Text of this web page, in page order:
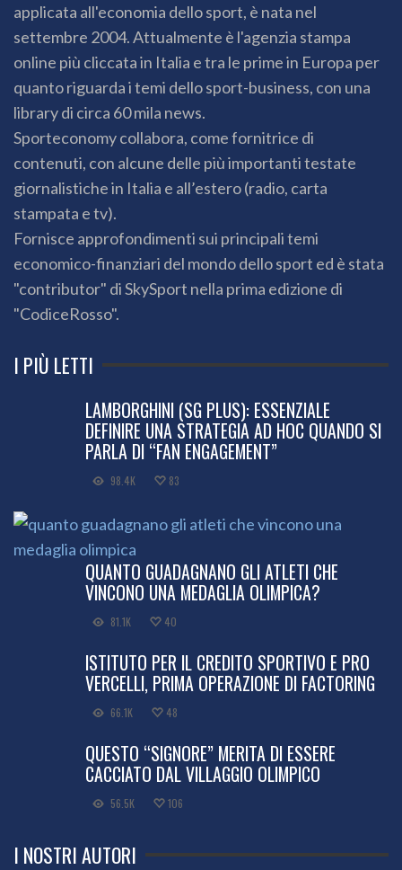
applicata all'economia dello sport, è nata nel
settembre 2004. Attualmente è l'agenzia stampa
online più cliccata in Italia e tra le prime in Europa per
quanto riguarda i temi dello sport-business, con una
library di circa 60 mila news.
Sporteconomy collabora, come fornitrice di
contenuti, con alcune delle più importanti testate
giornalistiche in Italia e all’estero (radio, carta
stampata e tv).
Fornisce approfondimenti sui principali temi
economico-finanziari del mondo dello sport ed è stata
"contributor" di SkySport nella prima edizione di
"CodiceRosso".
I PIÙ LETTI
LAMBORGHINI (SG PLUS): ESSENZIALE
DEFINIRE UNA STRATEGIA AD HOC QUANDO SI
PARLA DI “FAN ENGAGEMENT”
98.4K 83
QUANTO GUADAGNANO GLI ATLETI CHE
VINCONO UNA MEDAGLIA OLIMPICA?
81.1K 40
ISTITUTO PER IL CREDITO SPORTIVO E PRO
VERCELLI, PRIMA OPERAZIONE DI FACTORING
66.1K 48
QUESTO “SIGNORE” MERITA DI ESSERE
CACCIATO DAL VILLAGGIO OLIMPICO
56.5K 106
I NOSTRI AUTORI